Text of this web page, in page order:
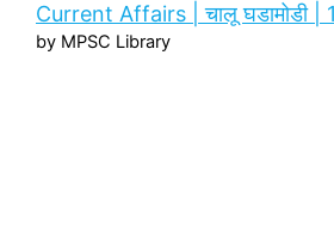
Current Affairs | चालू घडामोडी |
by MPSC Library